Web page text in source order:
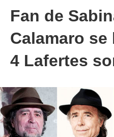
Fan de
Calamaro
4 Lafertes